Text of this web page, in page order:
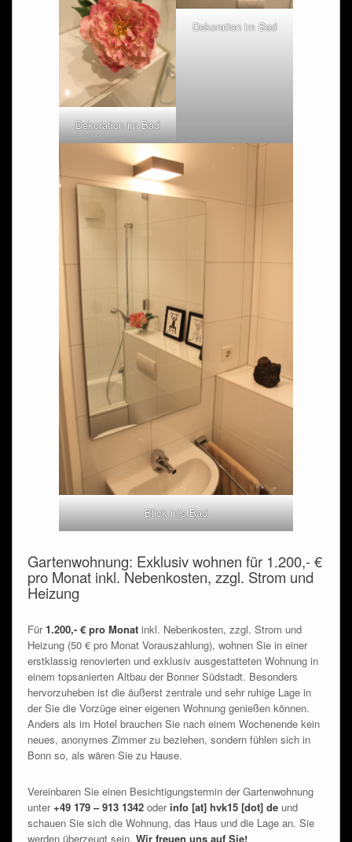
Dekoration im Bad
Dekoration im Bad
Blick in’s Bad
Gartenwohnung: Exklusiv wohnen für 1.200,- €
pro Monat inkl. Nebenkosten, zzgl. Strom und
Heizung
Für 1.200,- € pro Monatinkl. Nebenkosten, zzgl. Strom und
Heizung (50 € pro Monat Vorauszahlung), wohnen Sie in einer
erstklassig renovierten und exklusiv ausgestatteten Wohnung in
einem topsanierten Altbau der Bonner Südstadt. Besonders
hervorzuheben ist die äußerst zentrale und sehr ruhige Lage in
der Sie die Vorzüge einer eigenen Wohnung genießen können.
Anders als im Hotel brauchen Sie nach einem Wochenende kein
neues, anonymes Zimmer zu beziehen, sondern fühlen sich in
Bonn so, als wären Sie zu Hause.
Vereinbaren Sie einen Besichtigungstermin der Gartenwohnung
unter+49 179 – 913 1342oderinfo [at] hvk15 [dot] de und
schauen Sie sich die Wohnung, das Haus und die Lage an. Sie
werden überzeugt sein. Wir freuen uns auf Sie!